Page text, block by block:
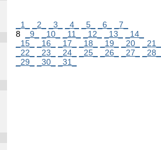
_1_ _2_ _3_ _4_ _5_ _6_
_7_
8
_9_ _10_ _11_ _12_ _13_
_14_
_15_
_16_ _17_ _18_ _19_ _20_
_21_
_22_
_23_ _24_ _25_ _26_ _27_
_28_
_29_
_30_ _31_